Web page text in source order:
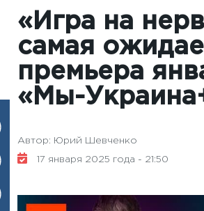
«Игра на
самая
премьера
«Мы-
Автор: Юрий Шевченко
17 января 2025 года - 21:50